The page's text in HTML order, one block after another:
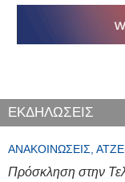
ΕΚΔΗΛΩΣΕΙΣ
ΑΝΑΚΟΙΝΏΣΕΙΣ,
Πρόσκληση στην